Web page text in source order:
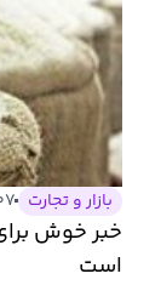
بازار و تجارت ۰۷ تیر
خبر خوش برای
است